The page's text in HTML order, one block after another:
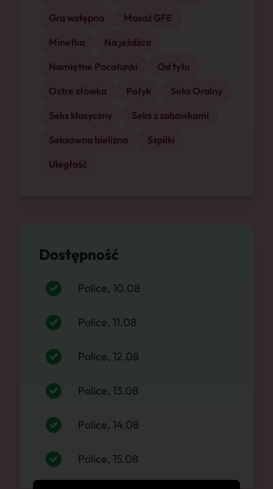
Gra wstępna
Masaż GFE
Minetka
Na jeźdźca
Namiętne Pocałunki
Od tyłu
Ostre słówka
Połyk
Seks Oralny
Seks klasyczny
Seks z zabawkami
Seksowna bielizna
Szpilki
Uległość
Dostępność
Police, 10.08
Police, 11.08
Police, 12.08
Police, 13.08
Police, 14.08
Police, 15.08